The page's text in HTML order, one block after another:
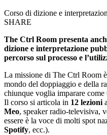
Corso di dizione e
SHARE
The Ctrl Room presenta
dizione e interpretazione
percorso sul processo e
La missione di The Ctrl Room
mondo del doppiaggio e della
chiunque voglia imparare
Il corso si articola in 12 lezioni
Meo, speaker radio-televisiva,
essere è la voce di molti spot
Spotify, ecc.).